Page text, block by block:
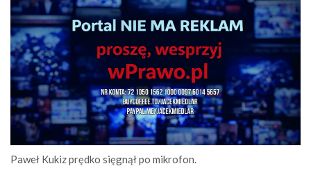
Paweł Kukiz prędko sięgnął po mikrofon.